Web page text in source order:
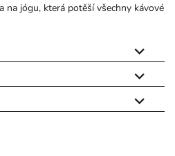
na jógu, která potěší všechny kávové


